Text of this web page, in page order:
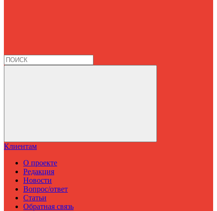
Клиентам
О проекте
Редакция
Новости
Вопрос/ответ
Статьи
Обратная связь